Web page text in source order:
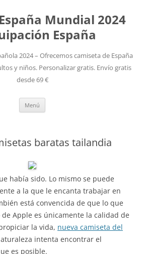
Mundial 2024
España
2024 – Ofrecemos camiseta de España
y niños. Personalizar gratis. Envío gratis
desde 69 €
Menú
baratas tailandia
había sido. Lo mismo se puede
a la que le encanta trabajar en
está convencida de que lo que
Apple es únicamente la calidad de
la vida, nueva camiseta del
intenta encontrar el
es posible.